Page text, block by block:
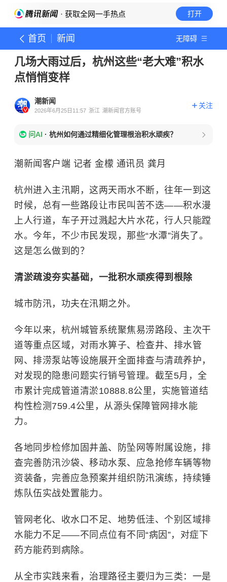
· 获取全网一手热点 打开
首页 新闻 无障碍
几场大雨过后，杭州这些“老大难”积水
点悄悄变样
潮新闻
2026年6月25日11:57 浙江 潮新闻官方账号
关注
问AI · 杭州如何通过精细化管理根治积水顽疾？
潮新闻客户端 记者 金檬 通讯员 龚月
杭州进入主汛期，这两天雨水不断，往年一到这
时候，总有一些路段让市民叫苦不迭——积水漫
上人行道，车子开过溅起大片水花，行人只能蹚
水。今年，不少市民发现，那些“水潭”消失了。
这是怎么做到的？
清淤疏浚夯实基础，一批积水顽疾得到根除
城市防汛，功夫在汛期之外。
今年以来，杭州城管系统聚焦易涝路段、主次干
道等重点区域，对雨水箅子、检查井、排水管
网、排涝泵站等设施展开全面排查与清疏养护，
对发现的隐患问题实行销号管理。截至5月，全
市累计完成管道清淤10888.8公里，实施管道结
构性检测759.4公里，从源头保障管网排水能
力。
各地同步检修加固井盖、防坠网等附属设施，排
查完善防汛沙袋、移动水泵、应急抢修车辆等物
资装备，完善应急预案并组织防汛演练，持续锤
炼队伍实战处置能力。
管网老化、收水口不足、地势低洼、个别区域排
水能力不足——不同点位有不同“病因”，对症下
药方能药到病除。
从全市实践来看，治理路径主要归为三类：一是